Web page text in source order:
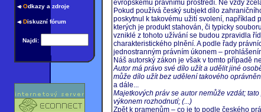
Odkazy a zdroje
Diskuzní fórum
Najdi:
evropskému právnímu prostředí. Ne vždy
Pokud používá český subjekt dílo
poskytnul k takovému užití svolení, například
kterých je produkt stahován, či typicky
vzniklé z tohoto užívání se budou zpravidla
charakteristického plnění. A podle řady
jednostranným právním úkonem –
Náš autorský zákon je však v tomto případě
Autor má právo své dílo užít a udělit jiné
může dílo užít bez udělení takového
a dále...
Majetkových práv se autor nemůže vzdát;
výkonem rozhodnutí; (...)
Zpět k pramenům – co je to podle českého